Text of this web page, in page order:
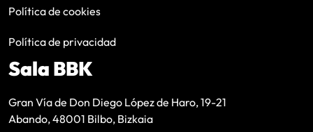
Política de cookies
Política de privacidad
Sala BBK
Gran Vía de Don Diego López de Haro, 19-21
Abando, 48001 Bilbo, Bizkaia